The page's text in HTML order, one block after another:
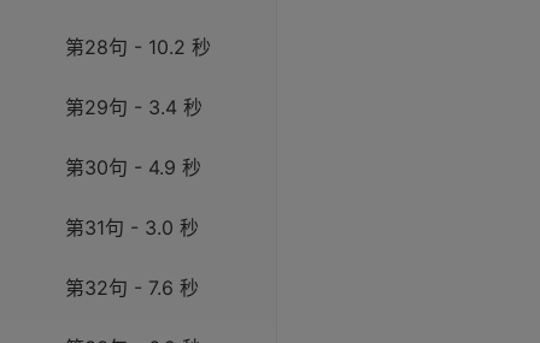
第28句 - 10.2 秒
第29句 - 3.4 秒
第30句 - 4.9 秒
第31句 - 3.0 秒
第32句 - 7.6 秒